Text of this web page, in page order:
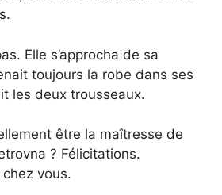
Elle s’approcha de sa
toujours la robe dans ses
les deux trousseaux.
être la maîtresse de
? Félicitations.
chez vous.